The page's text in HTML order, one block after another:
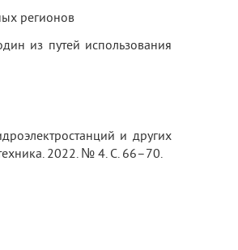
регионов
из путей использования
и других
2022. № 4. С. 66–70.